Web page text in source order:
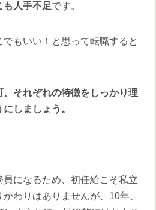
も人手不足です。
もいい！と思って転職すると
それぞれの特徴をしっかり理
しましょう。
になるため、初任給こそ私立
わりはありませんが、10年、